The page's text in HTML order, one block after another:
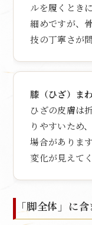
ルを履くとき
細めですが、
技の丁寧さが
膝（ひざ）ま
ひざの皮膚は
りやすいため
場合がありま
変化が見えて
「脚全体」に